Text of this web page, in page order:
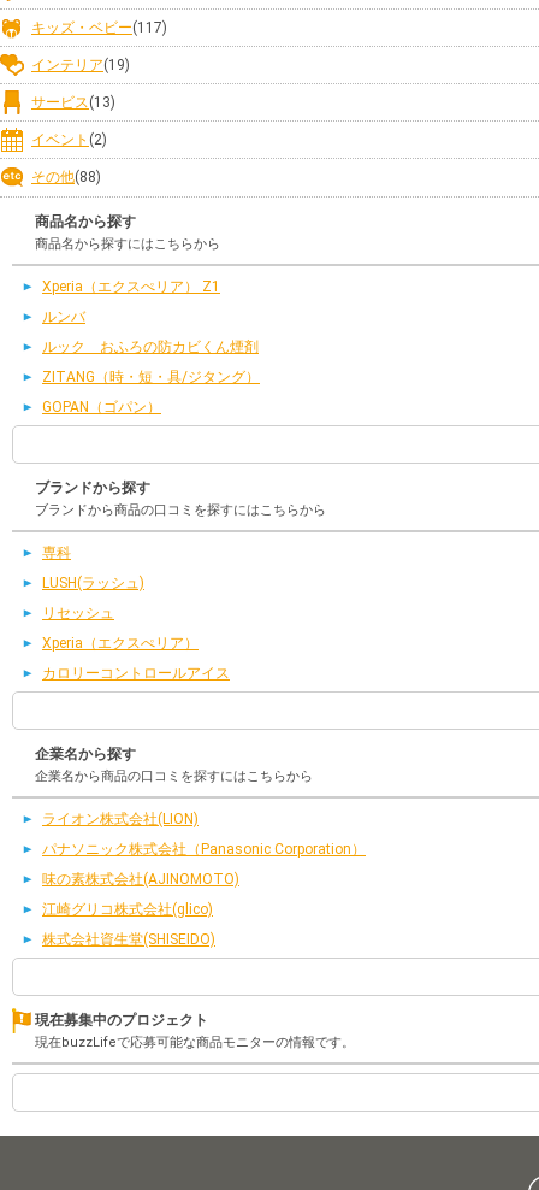
キッズ・ベビー(117)
インテリア(19)
サービス(13)
イベント (2)
その他(88)
商品名から探す
商品名から探すにはこちらから
Xperia（エクスぺリア） Z1
ルンバ
ルック おふろの防カビくん煙剤
ZITANG（時・短・具/ジタング）
GOPAN（ゴパン）
ブランドから探す
ブランドから商品の口コミを探すにはこちらから
専科
LUSH(ラッシュ)
リセッシュ
Xperia（エクスぺリア）
カロリーコントロールアイス
企業名から探す
企業名から商品の口コミを探すにはこちらから
ライオン株式会社(LION)
パナソニック株式会社（Panasonic Corporation）
味の素株式会社(AJINOMOTO)
江崎グリコ株式会社(glico)
株式会社資生堂(SHISEIDO)
現在募集中のプロジェクト
現在buzzLifeで応募可能な商品モニターの情報です。